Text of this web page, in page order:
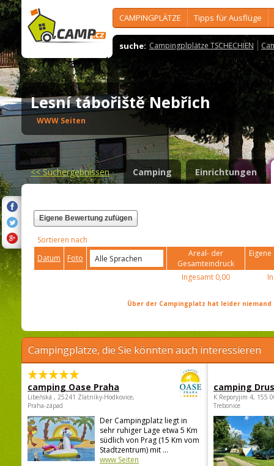
CAMPINGPLÄTZE Tipps für Ausflüge
suche: Campingplplätze TSCHECHIEN
Lesní tábořiště Nebřich
WWW Seiten
<<Suchergebnissen Camping Einrichtungen
Eigene Bewertung zufügen
Sortieren nach
Datum
Foto
Areal- der
Gesamteindruck
Ingesamt 0,00
Über der Campingplatz hat leider
Campingplätze, die Sie könnten auch interessieren
camping Oase Praha
Libeňská , 25241 Zlatníky-Hodkovice,
Praha-západ
Der Campingplatz liegt in
sehr ruhiger Lage etwa 5 Km
südlich von Prag (15 Km vom
Stadtzentrum) mit ...
www Seiten
camping
K Reporyjim 4, 155
Trebonice